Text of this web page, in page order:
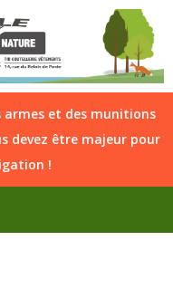
et des munitions
devez être majeur pour
!